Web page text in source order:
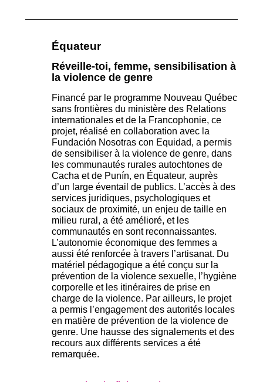
Équateur
Réveille-toi, femme, sensibilisation à
la violence de genre
Financé par le programme Nouveau Québec
sans frontières du ministère des Relations
internationales et de la Francophonie, ce
projet, réalisé en collaboration avec la
Fundación Nosotras con Equidad, a permis
de sensibiliser à la violence de genre, dans
les communautés rurales autochtones de
Cacha et de Punín, en Équateur, auprès
d’un large éventail de publics. L’accès à des
services juridiques, psychologiques et
sociaux de proximité, un enjeu de taille en
milieu rural, a été amélioré, et les
communautés en sont reconnaissantes.
L’autonomie économique des femmes a
aussi été renforcée à travers l’artisanat. Du
matériel pédagogique a été conçu sur la
prévention de la violence sexuelle, l’hygiène
corporelle et les itinéraires de prise en
charge de la violence. Par ailleurs, le projet
a permis l’engagement des autorités locales
en matière de prévention de la violence de
genre. Une hausse des signalements et des
recours aux différents services a été
remarquée.